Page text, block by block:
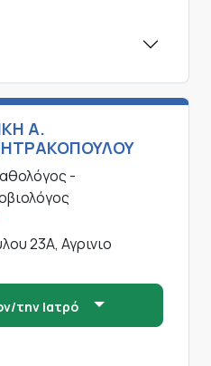
Α.
-
23Α, Αγρινιο
την Ιατρό